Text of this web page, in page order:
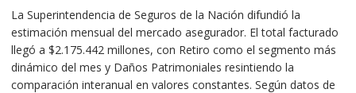
La Superintendencia de Seguros de la Nación difundió la
estimación mensual del mercado asegurador. El total facturado
llegó a $2.175.442 millones, con Retiro como el segmento más
dinámico del mes y Daños Patrimoniales resintiendo la
comparación interanual en valores constantes. Según datos de